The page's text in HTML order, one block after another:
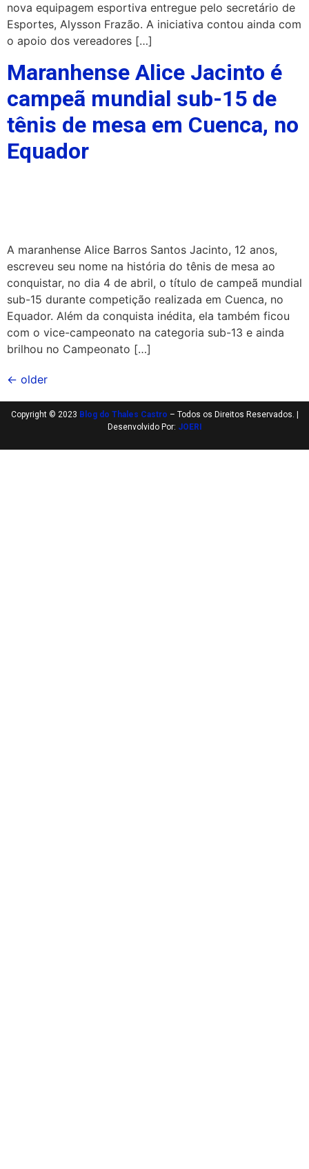
nova equipagem esportiva entregue pelo secretário de
Esportes, Alysson Frazão. A iniciativa contou ainda com
o apoio dos vereadores […]
Maranhense Alice Jacinto é
campeã mundial sub-15 de
tênis de mesa em Cuenca, no
Equador
A maranhense Alice Barros Santos Jacinto, 12 anos,
escreveu seu nome na história do tênis de mesa ao
conquistar, no dia 4 de abril, o título de campeã mundial
sub-15 durante competição realizada em Cuenca, no
Equador. Além da conquista inédita, ela também ficou
com o vice-campeonato na categoria sub-13 e ainda
brilhou no Campeonato […]
← older
Copyright © 2023 Blog do Thales Castro – Todos os Direitos Reservados. |
Desenvolvido Por: JOERI